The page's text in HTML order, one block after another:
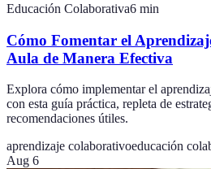
Educación Colaborativa6 min
Cómo Fomentar el
Aula de Manera Efectiva
Explora cómo implementar el
con esta guía práctica, repleta de
recomendaciones útiles.
aprendizaje colaborativoeducación
Aug 6